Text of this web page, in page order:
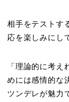
相手をテストす
応を楽しみにし
「理論的に考
めには感情的な
ツンデレが魅力